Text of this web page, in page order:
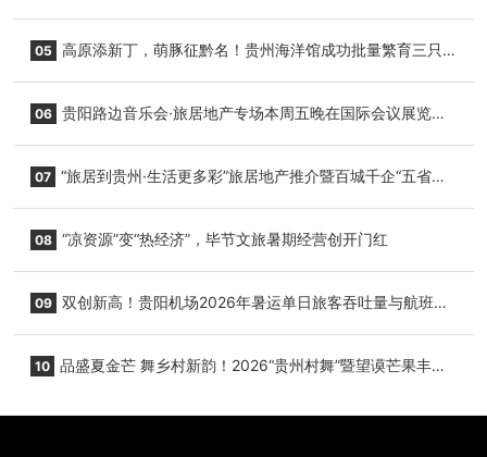
05 高原添新丁，萌豚征黔名！贵州海洋馆成功批量繁育三只
06 贵阳路边音乐会·旅居地产专场本周五晚在国际会议展览中
07 “旅居到贵州·生活更多彩”旅居地产推介暨百城千企“五省
08 “凉资源”变“热经济”，毕节文旅暑期经营创开门红
09 双创新高！贵阳机场2026年暑运单日旅客吞吐量与航班起
10 品盛夏金芒 舞乡村新韵！2026“贵州村舞”暨望谟芒果丰收